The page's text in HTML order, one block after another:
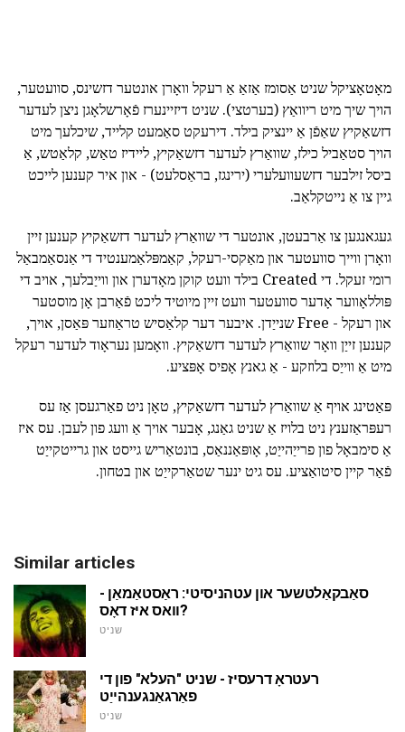
מאָטאָציקל שניט אַסומז אַזאַ אַ רעקל וואָרן אונטער דזשינס, סוועטער,
הויך שיך מיט ריוואַץ (בערטצי). שניט דיזיינערז פֿאָרשלאָגן ניצן לעדער
דזשאַקיץ שאַפֿן אַ יינציק בילד. דירעקט סאַמעט קלייד, שיכלעך מיט
הויך סטאַביל כילז, שוואַרץ לעדער דזשאַקיץ, ליידיז טאַש, קלאַטש, אַ
ביסל זילבער דזשעוועלערי (ירינגז, בראַסלעט) - און איר קענען לייכט
גיין צו אַ נייטקלאַב.
געגאנגען צו אַרבעטן, אונטער די שוואַרץ לעדער דזשאַקיץ קענען זיין
וואָרן ווייך סוועטער און מאַקסי-רעקל, קאַמפּלאַמענטיד די אַנסאַמבאַל
רומי זעקל. די Created בילד וועט קוקן מאָדערן און ווייַבלעך, אויב די
פּוללאָווער אָדער סוועטער וועט זיין מיוטיד ליכט פֿאַרבן אָן מוסטער
און רעקל - Free שנייַדן. איבער דער קלאַסיש טראַוזער פּאַסן, אויך,
קענען זייַן וואָר שוואַרץ לעדער דזשאַקיץ. וואָמען נעראָוד לעדער רעקל
מיט אַ ווייַס בלוזקע - אַ גאנץ אָפיס אָפּציע.
פּאַטינג אויף אַ שוואַרץ לעדער דזשאַקיץ, טאָן ניט פאַרגעסן אַז עס
רעפּראַזענץ ניט בלויז אַ שניט גאַנג, אָבער אויך אַ וועג פון לעבן. עס איז
אַ סימבאָל פון פרייַהייַט, אָופּאַננאַס, בונטאַריש גייסט און גרייטקייַט
פֿאַר קיין סיטואַציע. עס גיט ינער שטאַרקייַט און בטחון.
Similar articles
סאַבקאַלטשער און עטהניסיטי: ראַסטאַמאַן -
וואס איז דאָס?
שניט
רעטראָ דרעסיז - שניט "העלא" פון די
פאַרגאַנגענהייַט
שניט